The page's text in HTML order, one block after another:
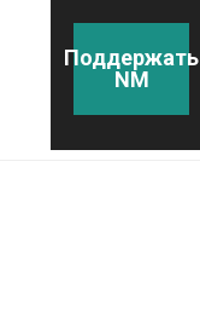
Поддержать
NM